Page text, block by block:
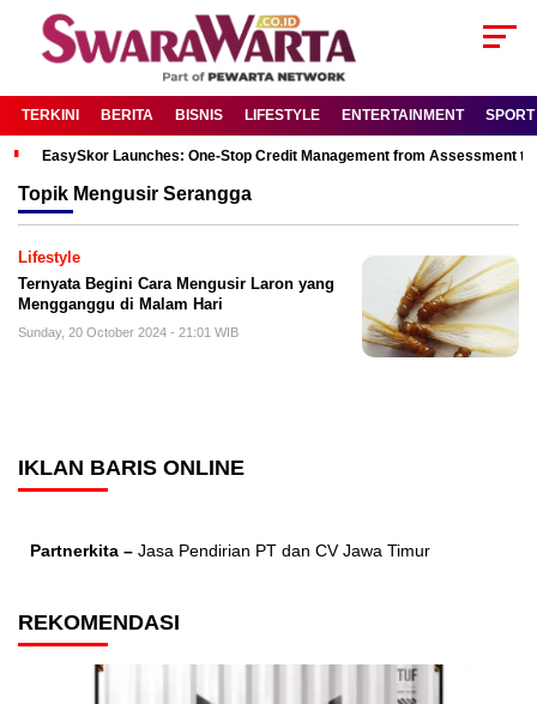
TERKINI BERITA BISNIS LIFESTYLE ENTERTAINMENT SPORT
EasySkor Launches: One-Stop Credit Management from Assessment
Topik Mengusir Serangga
Lifestyle
Ternyata Begini Cara Mengusir Laron yang
Mengganggu di Malam Hari
Sunday, 20 October 2024 - 21:01 WIB
IKLAN BARIS ONLINE
Partnerkita – Jasa Pendirian PT dan CV Jawa Timur
REKOMENDASI